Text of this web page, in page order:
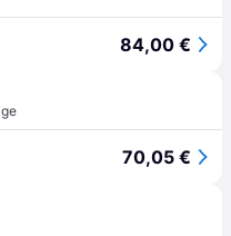
84,00 €
70,05 €